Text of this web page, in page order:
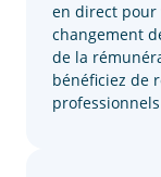
en direct pour
changement
de la
bénéficiez de